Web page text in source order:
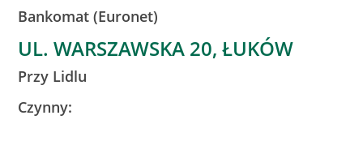
Bankomat (Euronet)
UL. WARSZAWSKA 20, ŁUKÓW
Przy Lidlu
Czynny: